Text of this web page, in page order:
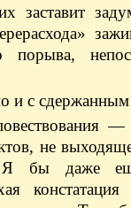
заставит
порыва,
и с
—
не
Я бы даже
констатация